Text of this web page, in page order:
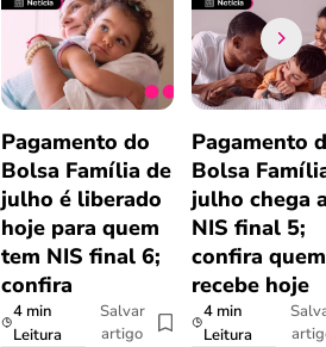
Pagamento do
Bolsa Família de
julho é liberado
hoje para quem
tem NIS final 6;
confira
4 min
Leitura
Salvar
artigo
Pagamento
Bolsa
julho chega
NIS final 5;
confira quem
recebe hoje
4 min
Leitura